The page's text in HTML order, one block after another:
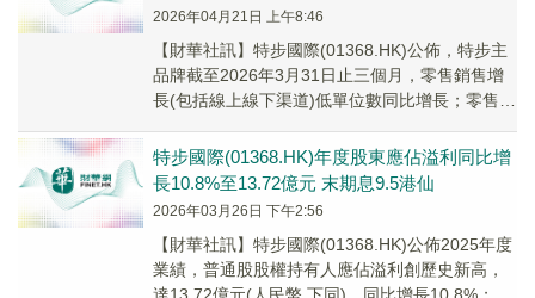
2026年04月21日 上午8:46
【財華社訊】特步國際(01368.HK)公佈，特步主
品牌截至2026年3月31日止三個月，零售銷售增
長(包括線上線下渠道)低單位數同比增長；零售折
特步國際(01368.HK)年度股東應佔溢利同比增
長10.8%至13.72億元 末期息9.5港仙
2026年03月26日 下午2:56
【財華社訊】特步國際(01368.HK)公佈2025年度
業績，普通股股權持有人應佔溢利創歷史新高，